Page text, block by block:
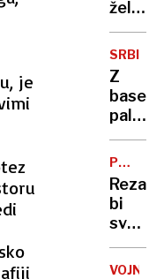
je
Sum
je
padel
na
sestro
SRBIJA
Z
nad
več
Rezar
bi
opral
VOJNA